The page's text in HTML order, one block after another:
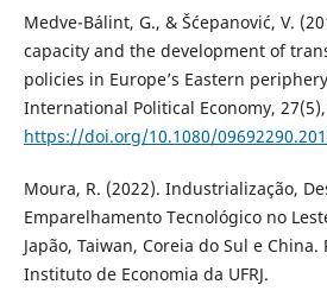
Medve-Bálint, G., & Šćepanović, V.
capacity and the development of
policies in Europe’s Eastern
International Political Economy, 27(5),
https://doi.org/10.1080/
Moura, R. (2022). Industrialização,
Emparelhamento Tecnológico no
Japão, Taiwan, Coreia do Sul e China.
Instituto de Economia da UFRJ.